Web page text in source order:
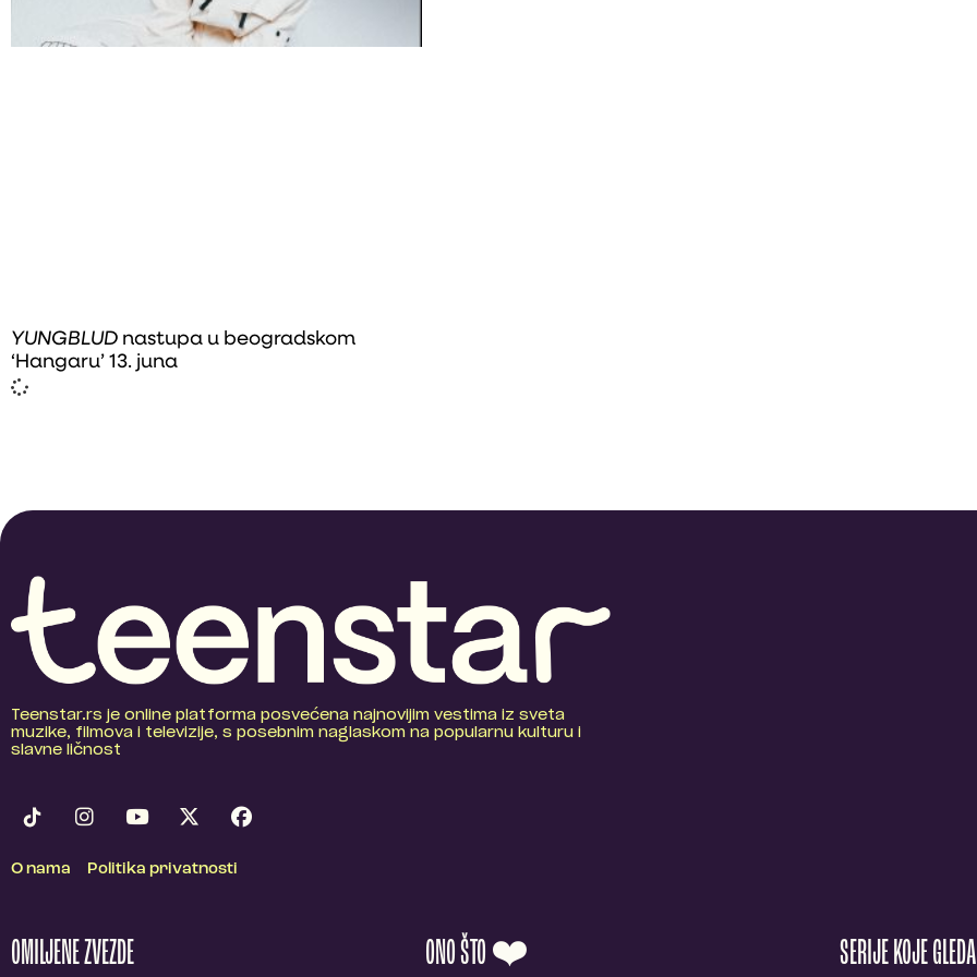
YUNGBLUD nastupa u beogradskom
‘Hangaru’ 13. juna
Teenstar.rs je online platforma posvećena najnovijim vestima iz sveta
muzike, filmova i televizije, s posebnim naglaskom na popularnu kulturu i
slavne ličnost
O nama Politika privatnosti
OMILJENE ZVEZDE ONO ŠTO ❤️ SERIJE KOJE